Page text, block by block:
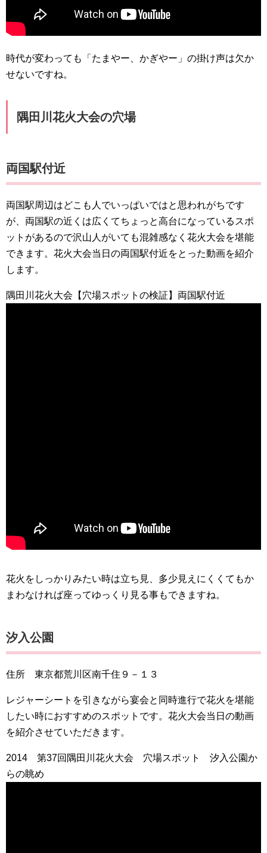
時代が変わっても「たまやー、かぎやー」の掛け声は欠か
せないですね。
隅田川花火大会の穴場
両国駅付近
両国駅周辺はどこも人でいっぱいではと思われがちです
が、両国駅の近くは広くてちょっと高台になっているスポ
ットがあるので沢山人がいても混雑感なく花火大会を堪能
できます。花火大会当日の両国駅付近をとった動画を紹介
します。
隅田川花火大会【穴場スポットの検証】両国駅付近
花火をしっかりみたい時は立ち見、多少見えにくくてもか
まわなければ座ってゆっくり見る事もできますね。
汐入公園
住所 東京都荒川区南千住９－１３
レジャーシートを引きながら宴会と同時進行で花火を堪能
したい時におすすめのスポットです。花火大会当日の動画
を紹介させていただきます。
2014 第37回隅田川花火大会 穴場スポット 汐入公園か
らの眺め